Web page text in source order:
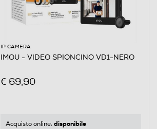
IP CAMERA
IMOU - VIDEO SPIONCINO VD1-NERO
€ 69,90
Acquisto online: disponibile